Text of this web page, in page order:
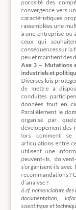
porosité des
convergence vers
caractéristiques
rassemblées une
à une entreprise ou
ceux qui
conséquences sur
peu et maintient des
Axe 3 – Mutations
industriels et
Diverses lois
de mettre à
conduites
données tout en
Parallèlement le
organisé par
développement des
lors comment se
articulations entre
utilisent une
peuvent-ils,
s’organisent-ils
recommandations ?
d’analyse ?
6 cf. nomenclature
documentation,
scientifique et